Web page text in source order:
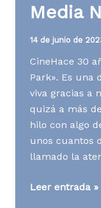
Media
14 de junio de
CineHace 30
Park». Es una
viva gracias a
quizá a más
hilo con algo
unos cuantos
llamado la
Media
Leer entrada »